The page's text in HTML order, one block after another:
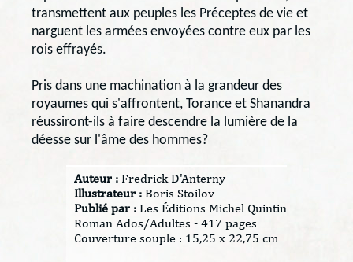
transmettent aux peuples les Préceptes de vie et
narguent les armées envoyées contre eux par les
rois effrayés.
Pris dans une machination à la grandeur des
royaumes qui s'affrontent, Torance et Shanandra
réussiront-ils à faire descendre la lumière de la
déesse sur l'âme des hommes?
Auteur : Fredrick D'Anterny
Illustrateur : Boris Stoilov
Publié par : Les Éditions Michel Quintin
Roman Ados/Adultes - 417 pages
Couverture souple : 15,25 x 22,75 cm